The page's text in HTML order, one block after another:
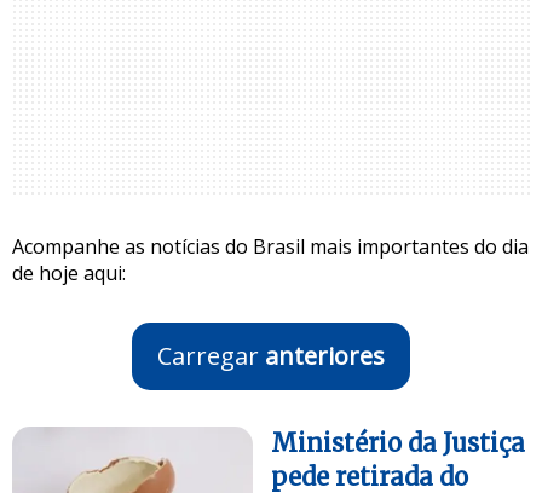
Acompanhe as notícias do Brasil mais importantes do dia
de hoje aqui:
Carregar anteriores
Ministério da Justiça
pede retirada do